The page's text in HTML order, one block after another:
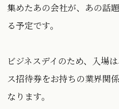
集めたあの会社が、あの話
る予定です。
ビジネスデイのため、入場
ス招待券をお持ちの業界関
なります。